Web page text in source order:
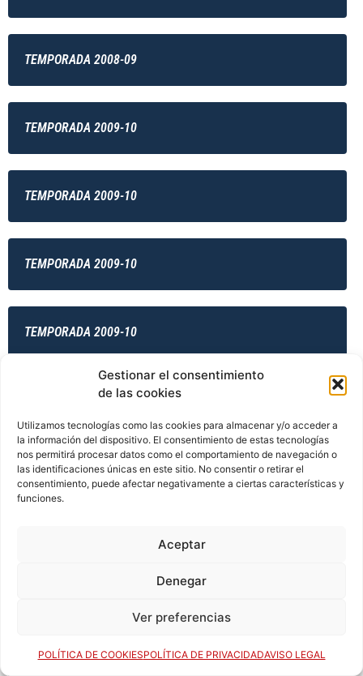
Gestionar el consentimiento
de las cookies
Utilizamos tecnologías como las cookies para almacenar y/o acceder a
la información del dispositivo. El consentimiento de estas tecnologías
nos permitirá procesar datos como el comportamiento de navegación o
las identificaciones únicas en este sitio. No consentir o retirar el
consentimiento, puede afectar negativamente a ciertas características y
funciones.
Aceptar
Denegar
Ver preferencias
POLÍTICA DE COOKIESPOLÍTICA DE PRIVACIDADAVISO LEGAL
TEMPORADA 2008-09
TEMPORADA 2009-10
TEMPORADA 2009-10
TEMPORADA 2009-10
TEMPORADA 2009-10
TEMPORADA 2010-11
TEMPORADA 2010-11